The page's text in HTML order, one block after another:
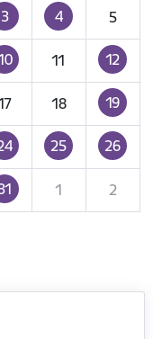
3 4 5
11 12
18 19
25 26
1 2